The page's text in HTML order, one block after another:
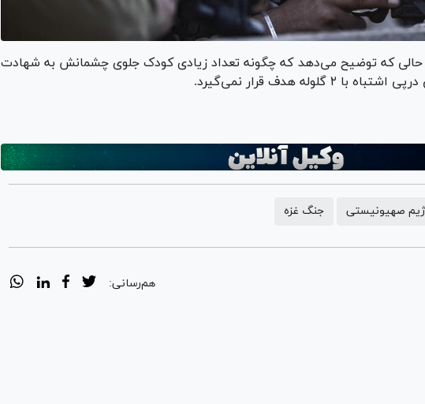
حالی که توضیح می‌دهد که چگونه تعداد زیادی کودک جلوی چشمانش به شهادت
هدف قرار نمی‌گیرد.
صهیونیستی جنگ غزه
هم‌رسانی: